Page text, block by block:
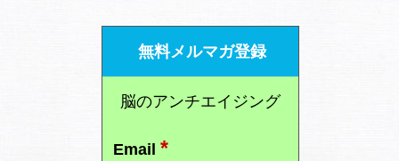
無料メルマガ登録
脳のアンチエイジング
Email *